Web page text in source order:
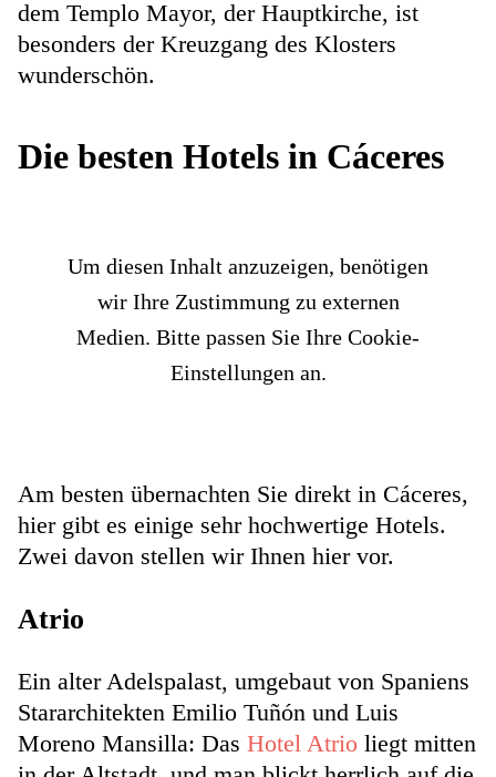
dem Templo Mayor, der Hauptkirche, ist
besonders der Kreuzgang des Klosters
wunderschön.
Die besten Hotels in Cáceres
Um diesen Inhalt anzuzeigen, benötigen
wir Ihre Zustimmung zu externen
Medien. Bitte passen Sie Ihre Cookie-
Einstellungen an.
Am besten übernachten Sie direkt in Cáceres,
hier gibt es einige sehr hochwertige Hotels.
Zwei davon stellen wir Ihnen hier vor.
Atrio
Ein alter Adelspalast, umgebaut von Spaniens
Stararchitekten Emilio Tuñón und Luis
Moreno Mansilla: Das Hotel Atrio liegt mitten